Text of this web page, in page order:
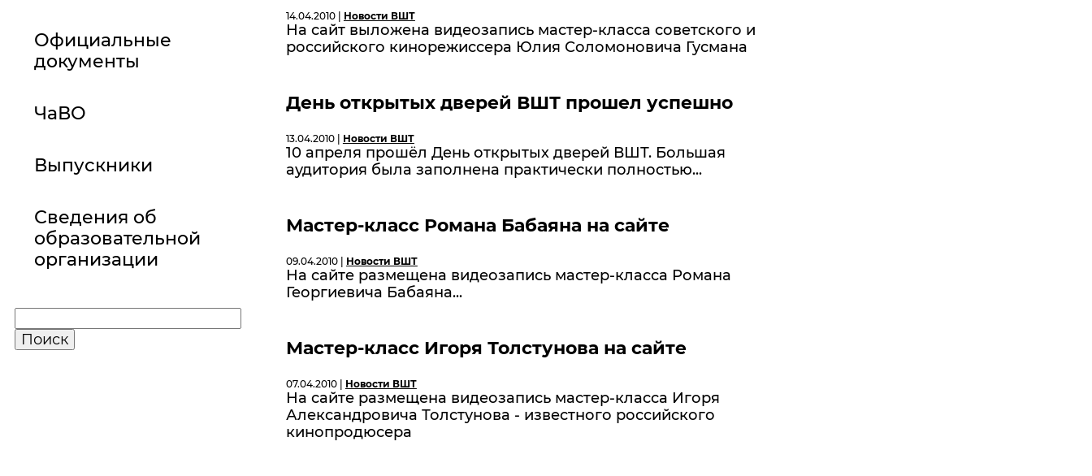
Официальные
документы
ЧаВО
Выпускники
Сведения об
образовательной
организации
14.04.2010 | Новости ВШТ
На сайт выложена видеозапись мастер-класса советского и
российского кинорежиссера Юлия Соломоновича Гусмана
День открытых дверей ВШТ прошел успешно
13.04.2010 | Новости ВШТ
10 апреля прошёл День открытых дверей ВШТ. Большая
аудитория была заполнена практически полностью...
Мастер-класс Романа Бабаяна на сайте
09.04.2010 | Новости ВШТ
На сайте размещена видеозапись мастер-класса Романа
Георгиевича Бабаяна...
Мастер-класс Игоря Толстунова на сайте
07.04.2010 | Новости ВШТ
На сайте размещена видеозапись мастер-класса Игоря
Александровича Толстунова - известного российского
кинопродюсера